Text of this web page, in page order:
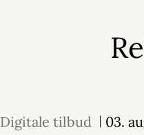
Digitale tilbud 03.